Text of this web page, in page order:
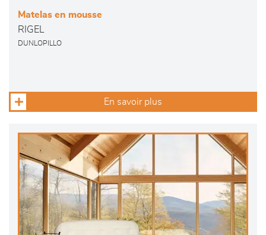
Matelas en mousse
RIGEL
DUNLOPILLO
En savoir plus